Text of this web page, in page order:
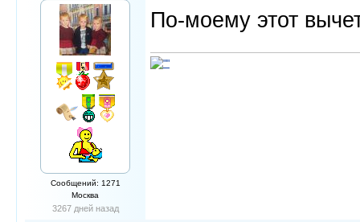
Сообщений: 1271
Москва
3267 дней назад
По-моему этот